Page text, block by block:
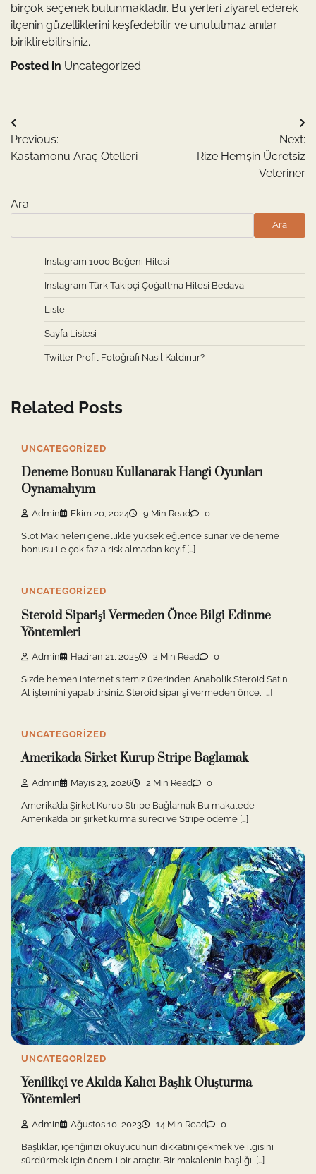
birçok seçenek bulunmaktadır. Bu yerleri ziyaret ederek
ilçenin güzelliklerini keşfedebilir ve unutulmaz anılar
biriktirebilirsiniz.
Posted in Uncategorized
Yazı
gezinmesi
Previous:
Kastamonu Araç Otelleri
Next:
Rize Hemşin Ücretsiz
Veteriner
Ara
Ara
Instagram 1000 Beğeni Hilesi
Instagram Türk Takipçi Çoğaltma Hilesi Bedava
Liste
Sayfa Listesi
Twitter Profil Fotoğrafı Nasıl Kaldırılır?
Related Posts
UNCATEGORIZED
Deneme Bonusu Kullanarak Hangi Oyunları
Oynamalıyım
Admin Ekim 20, 2024 9 Min Read 0
Slot Makineleri genellikle yüksek eğlence sunar ve deneme
bonusu ile çok fazla risk almadan keyif […]
UNCATEGORIZED
Steroid Siparişi Vermeden Önce Bilgi Edinme
Yöntemleri
Admin Haziran 21, 2025 2 Min Read 0
Sizde hemen internet sitemiz üzerinden Anabolik Steroid Satın
Al işlemini yapabilirsiniz. Steroid siparişi vermeden önce, […]
UNCATEGORIZED
Amerikada Sirket Kurup Stripe Baglamak
Admin Mayıs 23, 2026 2 Min Read 0
Amerika’da Şirket Kurup Stripe Bağlamak Bu makalede
Amerika’da bir şirket kurma süreci ve Stripe ödeme […]
UNCATEGORIZED
Yenilikçi ve Akılda Kalıcı Başlık Oluşturma
Yöntemleri
Admin Ağustos 10, 2023 14 Min Read 0
Başlıklar, içeriğinizi okuyucunun dikkatini çekmek ve ilgisini
sürdürmek için önemli bir araçtır. Bir makalenin başlığı, […]